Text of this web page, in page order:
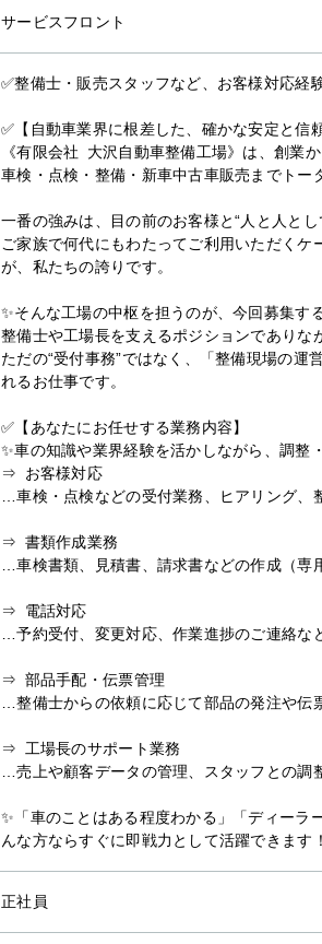
サービスフロント
✅整備士・販売スタッフなど、お客様対応経
✅【自動車業界に根差した、確かな安定と信頼
《有限会社 大沢自動車整備工場》は、創業
車検・点検・整備・新車中古車販売までトー
一番の強みは、目の前のお客様と“人と人とし
ご家族で何代にもわたってご利用いただく
が、私たちの誇りです。
✨そんな工場の中枢を担うのが、今回募集す
整備士や工場長を支えるポジションでありな
ただの“受付事務”ではなく、「整備現場の
れるお仕事です。
✅【あなたにお任せする業務内容】
✨車の知識や業界経験を活かしながら、調整
⇒ お客様対応
…車検・点検などの受付業務、ヒアリング、
⇒ 書類作成業務
…車検書類、見積書、請求書などの作成（専
⇒ 電話対応
…予約受付、変更対応、作業進捗のご連絡な
⇒ 部品手配・伝票管理
…整備士からの依頼に応じて部品の発注や伝
⇒ 工場長のサポート業務
…売上や顧客データの管理、スタッフとの
✨「車のことはある程度わかる」「ディーラ
んな方ならすぐに即戦力として活躍できます！
正社員